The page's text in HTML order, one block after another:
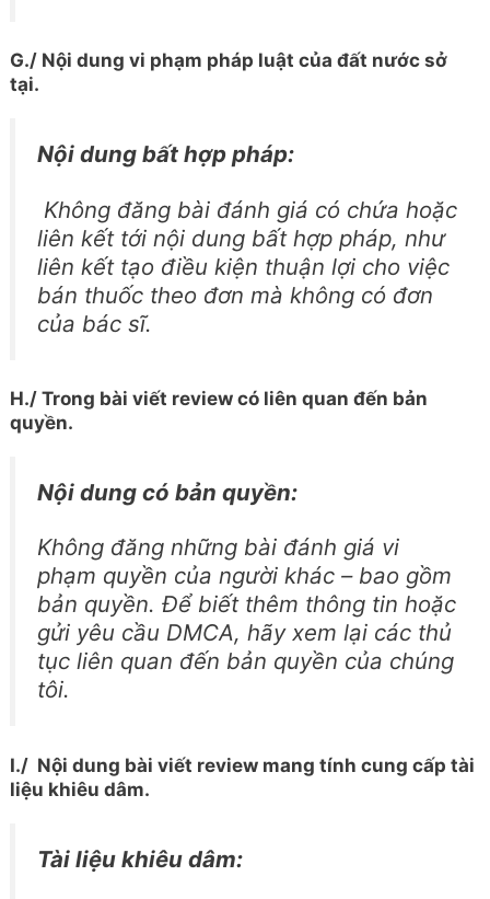
G./ Nội dung vi phạm pháp luật của đất nước sở
tại.
Nội dung bất hợp pháp:
Không đăng bài đánh giá có chứa hoặc
liên kết tới nội dung bất hợp pháp, như
liên kết tạo điều kiện thuận lợi cho việc
bán thuốc theo đơn mà không có đơn
của bác sĩ.
H./ Trong bài viết review có liên quan đến bản
quyền.
Nội dung có bản quyền:
Không đăng những bài đánh giá vi
phạm quyền của người khác – bao gồm
bản quyền. Để biết thêm thông tin hoặc
gửi yêu cầu DMCA, hãy xem lại các thủ
tục liên quan đến bản quyền của chúng
tôi.
I./ Nội dung bài viết review mang tính cung cấp tài
liệu khiêu dâm.
Tài liệu khiêu dâm: